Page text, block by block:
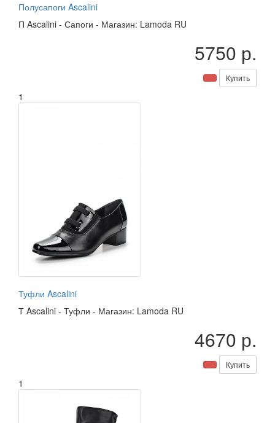
Полусапоги Ascalini
П Ascalini - Сапоги - Магазин: Lamoda RU
5750 р.
Купить
1
Туфли Ascalini
Т Ascalini - Туфли - Магазин: Lamoda RU
4670 р.
Купить
1